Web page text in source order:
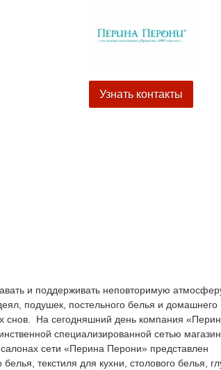
Узнать контакты
и поддерживать неповторимую
подушек, постельного белья и домашнего
снов. На сегодняшний день компания
специализированной сетью
сети «Перина Перони» представлен
текстиля для кухни, столового белья,